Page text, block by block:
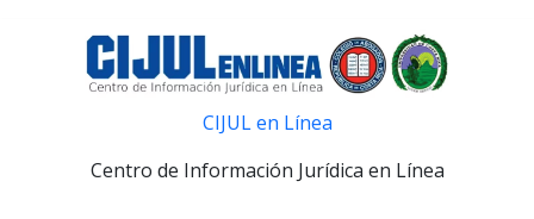
CIJUL en Línea
Centro de Información Jurídica en Línea